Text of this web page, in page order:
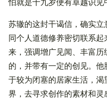
苏辙的这封干谒信，确实
同个人道德修养密切联系
来，强调增广见闻、丰富
的，并带有一定的创见。
于较为闭塞的居家生活，
界，去寻求创作的素材和